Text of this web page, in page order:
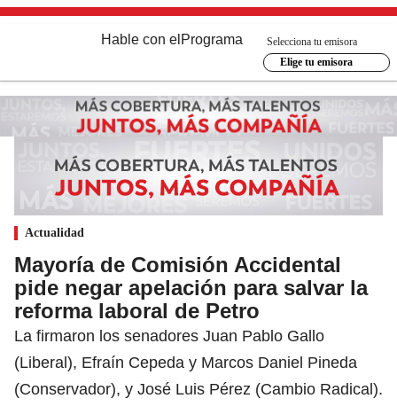
Hable con el Programa
Selecciona tu emisora
Elige tu emisora
Actualidad
Mayoría de Comisión Accidental
pide negar apelación para salvar la
reforma laboral de Petro
La firmaron los senadores Juan Pablo Gallo
(Liberal), Efraín Cepeda y Marcos Daniel Pineda
(Conservador), y José Luis Pérez (Cambio Radical).